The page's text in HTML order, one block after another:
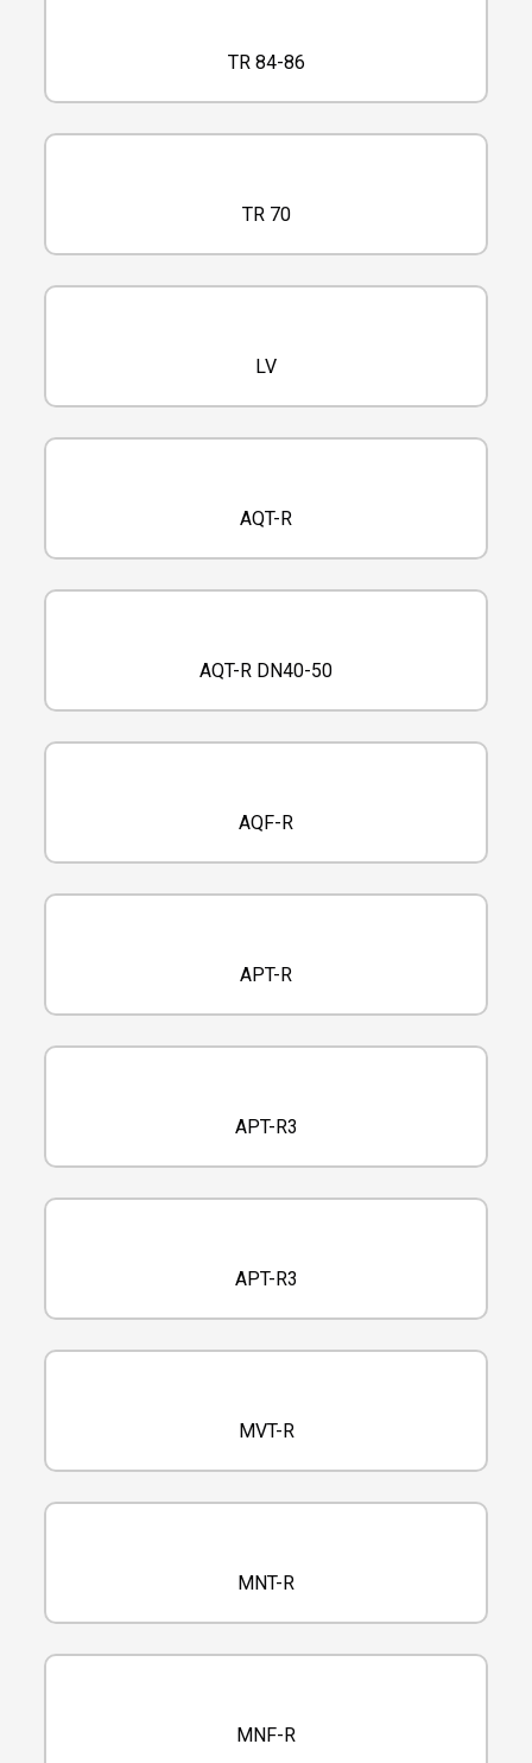
TR 84-86
TR 70
LV
AQT-R
AQT-R DN40-50
AQF-R
APT-R
APT-R3
APT-R3
MVT-R
MNT-R
MNF-R